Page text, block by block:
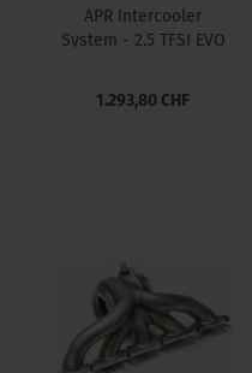
APR Intercooler
System - 2.5 TFSI EVO
1.293,80 CHF